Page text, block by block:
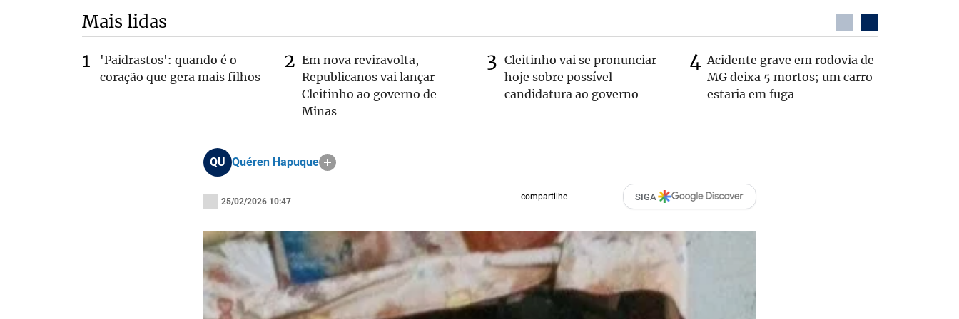
Mais lidas
'Paidrastos': quando é o
coração que gera mais filhos
Em nova reviravolta,
Republicanos vai lançar
Cleitinho ao governo de
Minas
Cleitinho vai se pronunciar
hoje sobre possível
candidatura ao governo
Acidente grave em rodovia de
MG deixa 5 mortos; um carro
estaria em fuga
QU Quéren Hapuque
25/02/2026 10:47 compartilhe SIGA